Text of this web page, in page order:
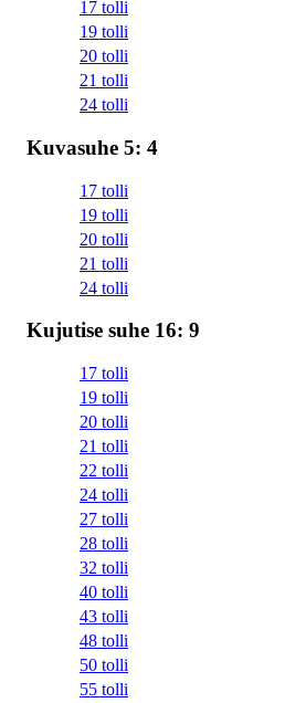
17 tolli
19 tolli
20 tolli
21 tolli
24 tolli
Kuvasuhe 5: 4
17 tolli
19 tolli
20 tolli
21 tolli
24 tolli
Kujutise suhe 16: 9
17 tolli
19 tolli
20 tolli
21 tolli
22 tolli
24 tolli
27 tolli
28 tolli
32 tolli
40 tolli
43 tolli
48 tolli
50 tolli
55 tolli